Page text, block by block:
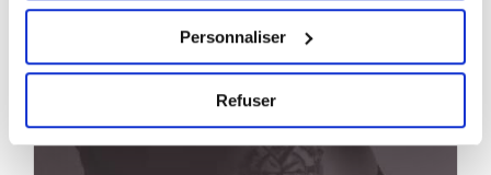
Personnaliser
Refuser